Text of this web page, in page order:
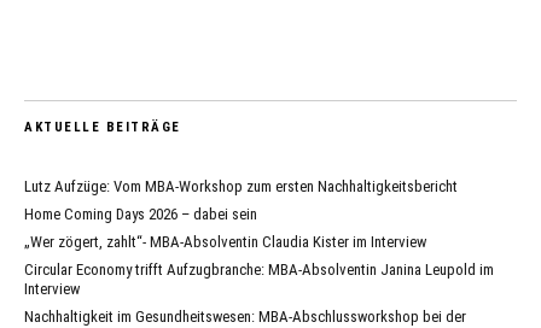
AKTUELLE BEITRÄGE
Lutz Aufzüge: Vom MBA-Workshop zum ersten Nachhaltigkeitsbericht
Home Coming Days 2026 – dabei sein
„Wer zögert, zahlt“- MBA-Absolventin Claudia Kister im Interview
Circular Economy trifft Aufzugbranche: MBA-Absolventin Janina Leupold im
Interview
Nachhaltigkeit im Gesundheitswesen: MBA-Abschlussworkshop bei der